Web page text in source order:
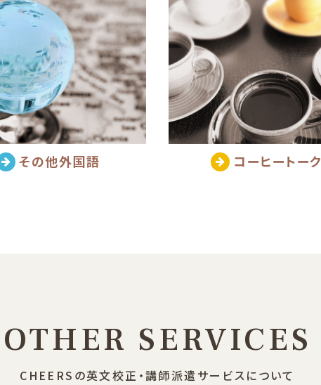
その他外国語 コーヒートーク
OTHER SERVICES
CHEERSの英文校正 ・講師派遣サービスについて